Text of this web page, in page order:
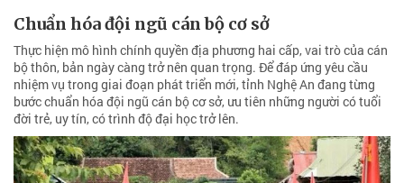
Chuẩn hóa đội ngũ cán bộ cơ sở
Thực hiện mô hình chính quyền địa phương hai cấp, vai trò của cán
bộ thôn, bản ngày càng trở nên quan trọng. Để đáp ứng yêu cầu
nhiệm vụ trong giai đoạn phát triển mới, tỉnh Nghệ An đang từng
bước chuẩn hóa đội ngũ cán bộ cơ sở, ưu tiên những người có tuổi
đời trẻ, uy tín, có trình độ đại học trở lên.